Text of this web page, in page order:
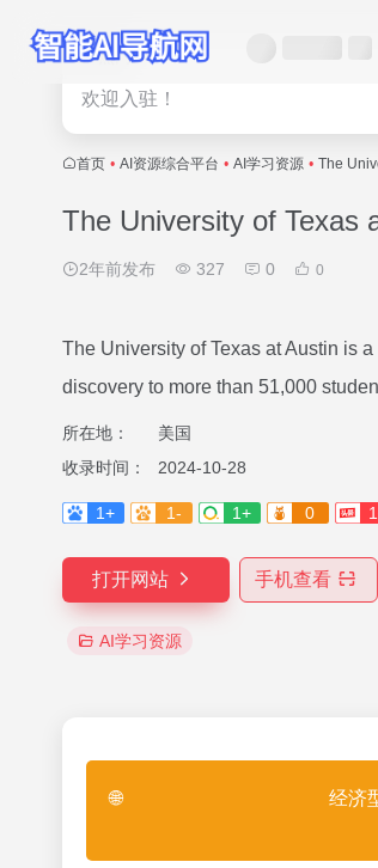
热门
欢迎入驻！
首页 • AI资源综合平台 • AI学习资源 • The
The University of Texas
2年前发布 327 0 0
The University of Texas at Austin is
discovery to more than 51,000
所在地：
美国
收录时间：
2024-10-28
1+ 1- 1+ 0
打开网站 手机查看
AI学习资源
🌐 经济